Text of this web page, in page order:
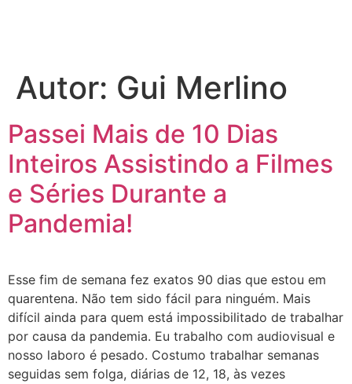
Autor: Gui Merlino
Passei Mais de 10 Dias
Inteiros Assistindo a Filmes
e Séries Durante a
Pandemia!
Esse fim de semana fez exatos 90 dias que estou em
quarentena. Não tem sido fácil para ninguém. Mais
difícil ainda para quem está impossibilitado de trabalhar
por causa da pandemia. Eu trabalho com audiovisual e
nosso laboro é pesado. Costumo trabalhar semanas
seguidas sem folga, diárias de 12, 18, às vezes